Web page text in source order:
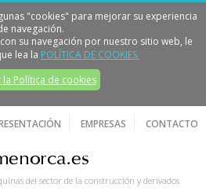
"cookies" para mejorar su experiencia
navegación.
su navegación por nuestro sitio web, le
lea la POLÍTICA DE COOKIES.
Política de cookies
del sector de la construcción y derivados
EMPRESAS CONTACTO